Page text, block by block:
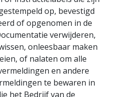
op, bevestigd
of opgenomen in de
verwijderen,
onleesbaar maken
of nalaten om alle
en andere
te bewaren in
het Bedrijf van de